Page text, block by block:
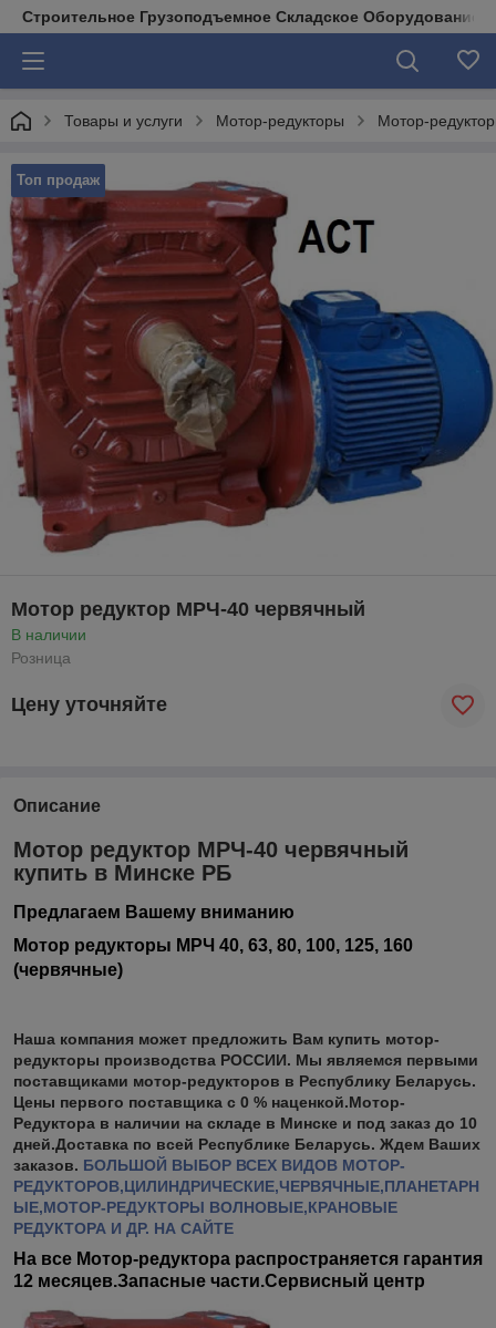
Строительное Грузоподъемное Складское Оборудование
Товары и услуги Мотор-редукторы Мотор-
Топ продаж
Мотор редуктор МРЧ-40 червячный
В наличии
Розница
Цену уточняйте
Описание
Мотор редуктор МРЧ-40 червячный
купить в Минске РБ
Предлагаем Вашему вниманию
Мотор редукторы МРЧ 40, 63, 80, 100, 125, 160
(червячные)
Наша компания может предложить Вам купить мотор-
редукторы производства РОССИИ. Мы являемся первыми
поставщиками мотор-редукторов в Республику Беларусь.
Цены первого поставщика с 0 % наценкой.Мотор-
Редуктора в наличии на складе в Минске и под заказ до 10
дней.Доставка по всей Республике Беларусь. Ждем Ваших
заказов. БОЛЬШОЙ ВЫБОР ВСЕХ ВИДОВ МОТОР-
РЕДУКТОРОВ,ЦИЛИНДРИЧЕСКИЕ,ЧЕРВЯЧНЫЕ,ПЛАНЕТАРН
ЫЕ,МОТОР-РЕДУКТОРЫ ВОЛНОВЫЕ,КРАНОВЫЕ
РЕДУКТОРА И ДР. НА САЙТЕ
На все Мотор-редуктора распространяется гарантия
12 месяцев.Запасные части.Сервисный центр